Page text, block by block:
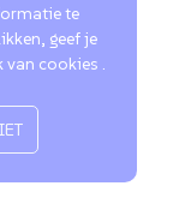
te
geef je
cookies .